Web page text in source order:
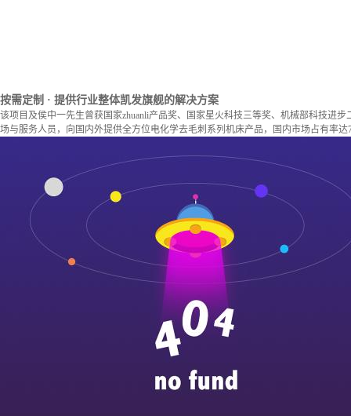
按需定制 · 提供行业整体凯发旗舰的解决方案
该项目及侯中一先生曾获国家zhuanli产品奖、国家星火科技三等奖、机械部科技进
场与服务人员，向国内外提供全方位电化学去毛刺系列机床产品，国内市场占有率达